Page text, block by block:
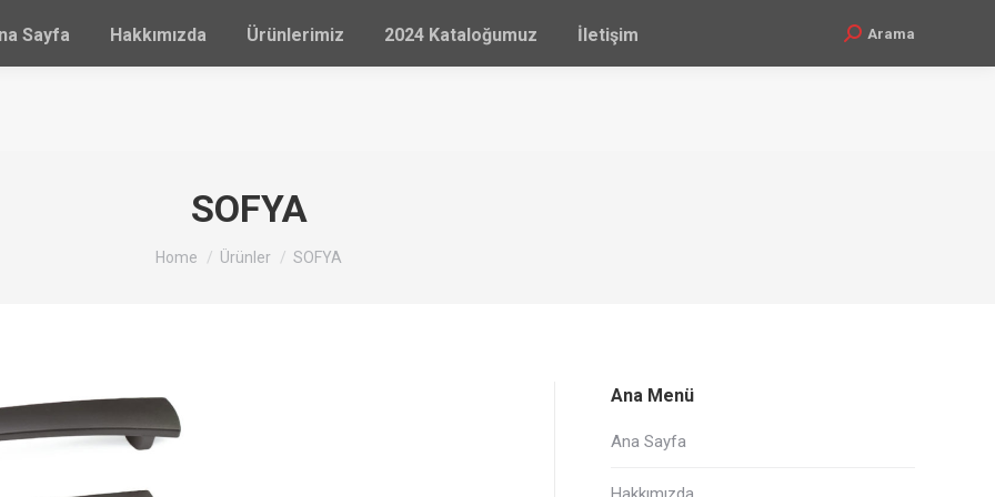
Sayfa Hakkımızda Ürünlerimiz 2024 Kataloğumuz İletişim Search:
Arama
SOFYA
You are here:
Home Ürünler SOFYA
Ana Menü
Ana Sayfa